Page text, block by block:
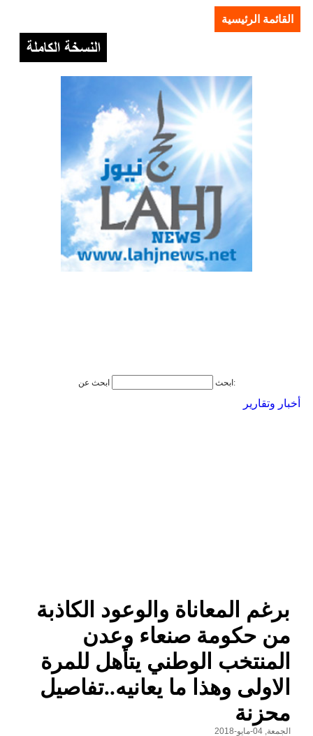
القائمة الرئيسية
ابحث ابحث عن:
أخبار وتقارير
برغم المعاناة والوعود الكاذبة
من حكومة صنعاء وعدن
المنتخب الوطني يتأهل للمرة
الاولى وهذا ما يعانيه..تفاصيل
محزنة
الجمعة, 04-مايو-2018